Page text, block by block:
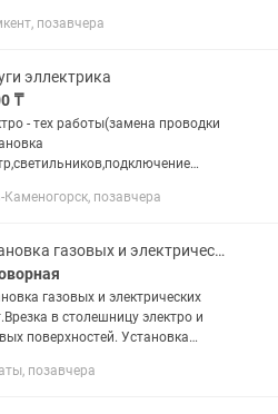
и недорого
позавчера
эллектрика
₸
- тех работы(замена проводки
и т.д). Без
Каменогорск, позавчера
Установка газовых и электрических плит
газовых и электрических
в столешницу электро и
поверхностей. Установка
и посудомоечных машин,
позавчера